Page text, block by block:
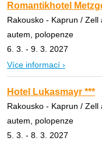
Romantikhotel
Rakousko - Kaprun / Zell
autem, polopenze
6. 3. - 9. 3. 2027
Více informací ›
Hotel Lukasmayr ***
Rakousko - Kaprun / Zell
autem, polopenze
5. 3. - 8. 3. 2027